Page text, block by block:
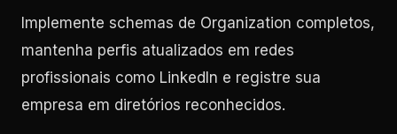
Implemente schemas de Organization completos,
mantenha perfis atualizados em redes
profissionais como LinkedIn e registre sua
empresa em diretórios reconhecidos.